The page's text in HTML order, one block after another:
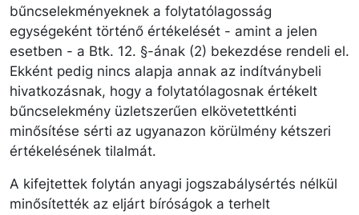
bűncselekményeknek a folytatólagosság
egységeként történő értékelését - amint a jelen
esetben - a Btk. 12. §-ának (2) bekezdése rendeli el.
Ekként pedig nincs alapja annak az indítványbeli
hivatkozásnak, hogy a folytatólagosnak értékelt
bűncselekmény üzletszerűen elkövetettkénti
minősítése sérti az ugyanazon körülmény kétszeri
értékelésének tilalmát.
A kifejtettek folytán anyagi jogszabálysértés nélkül
minősítették az eljárt bíróságok a terhelt